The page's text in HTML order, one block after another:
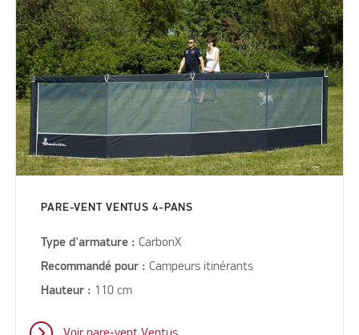
PARE-VENT VENTUS 4-PANS
Type d'armature : CarbonX
Recommandé pour :Campeurs itinérants
Hauteur : 110 cm